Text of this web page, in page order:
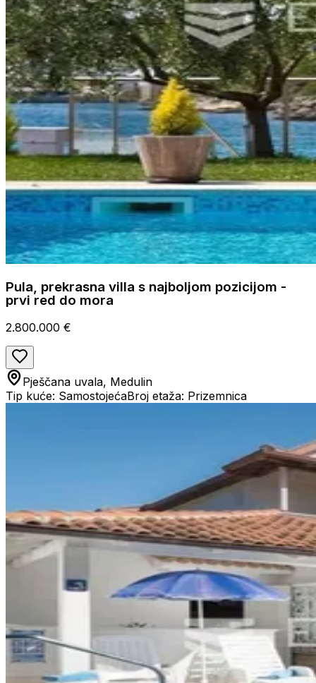
Pula, prekrasna villa s najboljom pozicijom -
prvi red do mora
2.800.000 €
Pješčana uvala, Medulin
Tip kuće: SamostojećaBroj etaža: Prizemnica